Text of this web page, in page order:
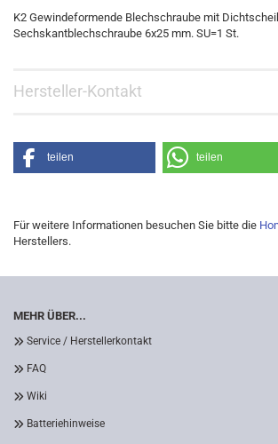
K2 Gewindeformende Blechschraube mit
Sechskantblechschraube 6x25 mm. SU=1 St.
Hersteller-Kontakt
teilen teilen
Für weitere Informationen besuchen Sie bitte die
Herstellers.
MEHR ÜBER...
Service / Herstellerkontakt
FAQ
Wiki
Batteriehinweise